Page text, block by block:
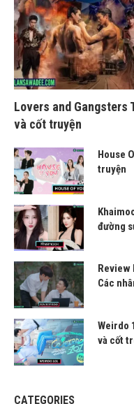
Lovers and Gangsters
và cốt truyện
House
truyện
đường
Các
Weirdo
và cốt
CATEGORIES